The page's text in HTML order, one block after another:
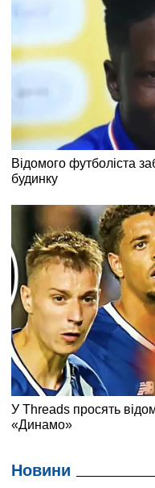
Новини